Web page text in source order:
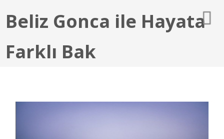
Beliz Gonca ile Hayata
Farklı Bak